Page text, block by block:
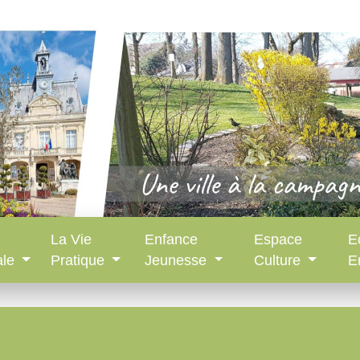
La Vie
Pratique
Enfance
Jeunesse
Espace
Culture